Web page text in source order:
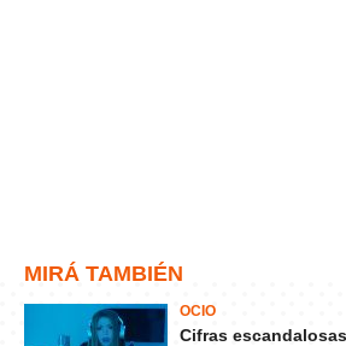
MIRÁ TAMBIÉN
OCIO
Cifras